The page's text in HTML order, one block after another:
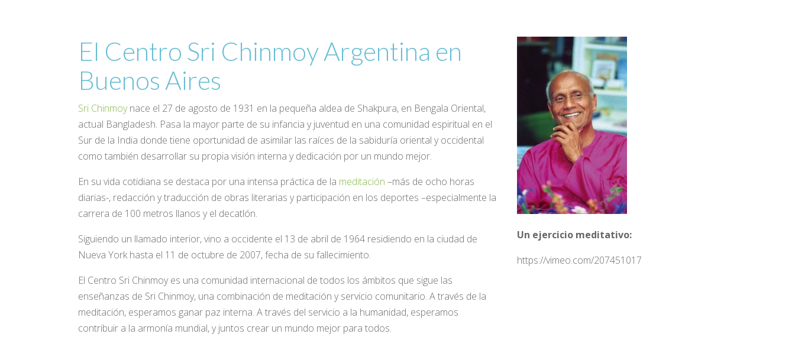
El Centro Sri Chinmoy Argentina en
Buenos Aires
Sri Chinmoynace el 27 de agosto de 1931 en la pequeña aldea de Shakpura, en Bengala Oriental,
actual Bangladesh. Pasa la mayor parte de su infancia y juventud en una comunidad espiritual en el
Sur de la India donde tiene oportunidad de asimilar las raíces de la sabiduría oriental y occidental
como también desarrollar su propia visión interna y dedicación por un mundo mejor.
En su vida cotidiana se destaca por una intensa práctica de la meditación –más de ocho horas
diarias-, redacción y traducción de obras literarias y participación en los deportes –especialmente la
carrera de 100 metros llanos y el decatlón.
Siguiendo un llamado interior, vino a occidente el 13 de abril de 1964 residiendo en la ciudad de
Nueva York hasta el 11 de octubre de 2007, fecha de su fallecimiento.
El Centro Sri Chinmoy es una comunidad internacional de todos los ámbitos que sigue las
enseñanzas de Sri Chinmoy, una combinación de meditación y servicio comunitario. A través de la
meditación, esperamos ganar paz interna. A través del servicio a la humanidad, esperamos
contribuir a la armonía mundial, y juntos crear un mundo mejor para todos.
Un ejercicio meditativo:
https://vimeo.com/207451017